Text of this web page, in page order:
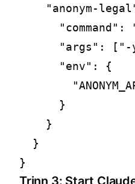
"anonym-
"command":
"args":
      "env": {
      }
    }
  }
Trinn 3: Start